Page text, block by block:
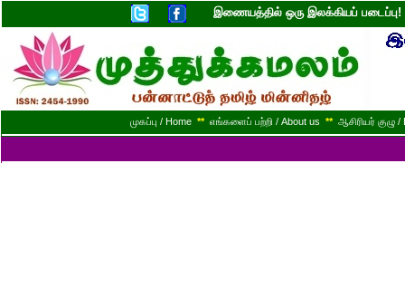
இணையத்தில் ஒரு இலக்கியப்
முகப்பு / Home ** எங்களைப் பற்றி / About us ** ஆசிரியர் குழு